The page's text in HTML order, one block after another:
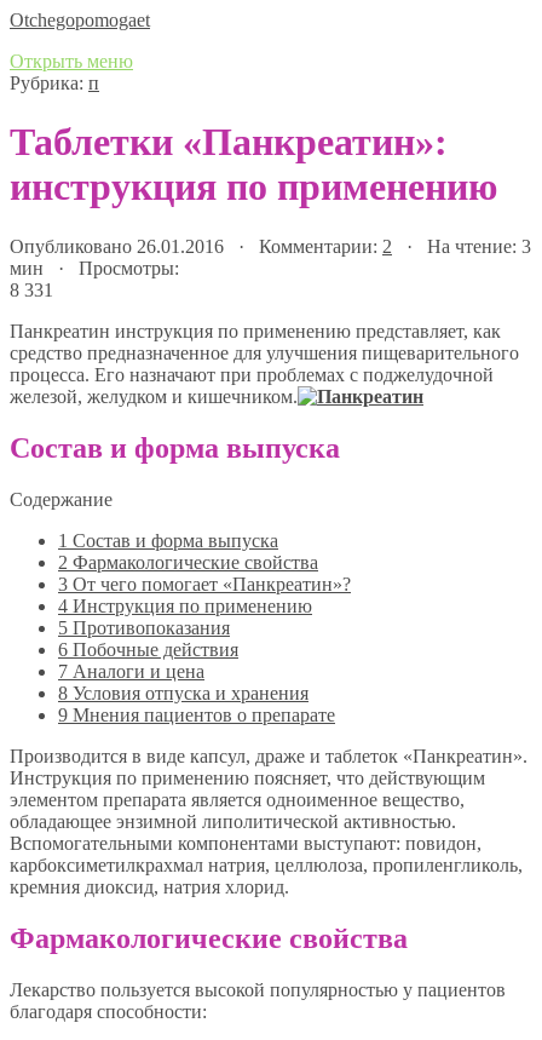
Оtchegopomogaet
Открыть меню
Рубрика: п
Таблетки «Панкреатин»:
инструкция по применению
Опубликовано 26.01.2016 · Комментарии: 2 · На чтение: 3
мин · Просмотры:
8 331
Панкреатин инструкция по применению представляет, как
средство предназначенное для улучшения пищеварительного
процесса. Его назначают при проблемах с поджелудочной
железой, желудком и кишечником.
Состав и форма выпуска
Содержание
1 Состав и форма выпуска
2 Фармакологические свойства
3 От чего помогает «Панкреатин»?
4 Инструкция по применению
5 Противопоказания
6 Побочные действия
7 Аналоги и цена
8 Условия отпуска и хранения
9 Мнения пациентов о препарате
Производится в виде капсул, драже и таблеток «Панкреатин».
Инструкция по применению поясняет, что действующим
элементом препарата является одноименное вещество,
обладающее энзимной липолитической активностью.
Вспомогательными компонентами выступают: повидон,
карбоксиметилкрахмал натрия, целлюлоза, пропиленгликоль,
кремния диоксид, натрия хлорид.
Фармакологические свойства
Лекарство пользуется высокой популярностью у пациентов
благодаря способности: